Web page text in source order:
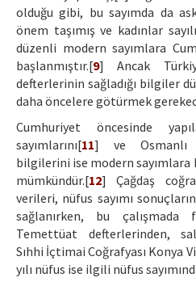
olduğu gibi, bu sayımda da
önem taşımış ve kadınlar
düzenli modern sayımlara
başlanmıştır.[9] Ancak
defterlerinin sağladığı bilgiler
daha öncelere götürmek
Cumhuriyet öncesinde
sayımlarını[11] ve Osmanlı
bilgilerini ise modern sayımlara
mümkündür.[12] Çağdaş
verileri, nüfus sayımı
sağlanırken, bu
Temettüat defterlerinden,
Sıhhi İçtimai Coğrafyası Konya
yılı nüfus ise ilgili nüfus